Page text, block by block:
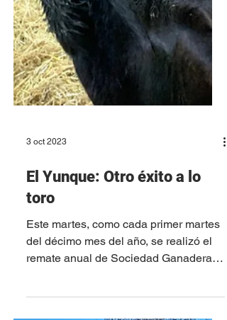
3 oct 2023
El Yunque: Otro éxito a lo
toro
Este martes, como cada primer martes
remate anual de Sociedad Ganadera